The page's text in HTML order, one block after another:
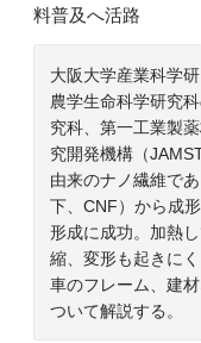
料普及へ活路
大阪大学産業科学
農学生命科学研究
究科、第一工業製
究開発機構（
由来のナノ繊維で
下、CNF）から成
形成に成功。加熱
縮、変形も起きに
車のフレーム、建
ついて解説する。